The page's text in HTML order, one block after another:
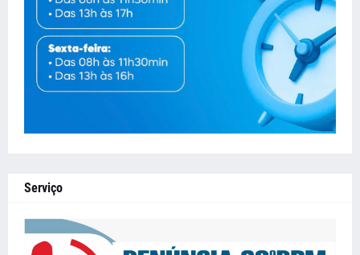
Serviço